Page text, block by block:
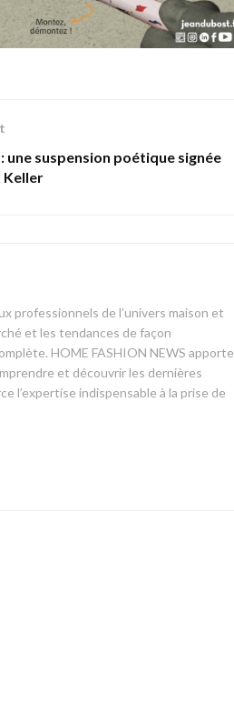
: une suspension poétique signée
Keller
professionnels de l’univers maison et
et les tendances de façon
HOME FASHION NEWS apporte
et découvrir les dernières
l’expertise indispensable à la prise de